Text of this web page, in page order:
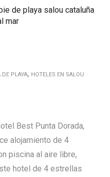
DE PLAYA, HOTELES EN SALOU
Best Punta Dorada,
alojamiento de 4
piscina al aire libre,
hotel de 4 estrellas